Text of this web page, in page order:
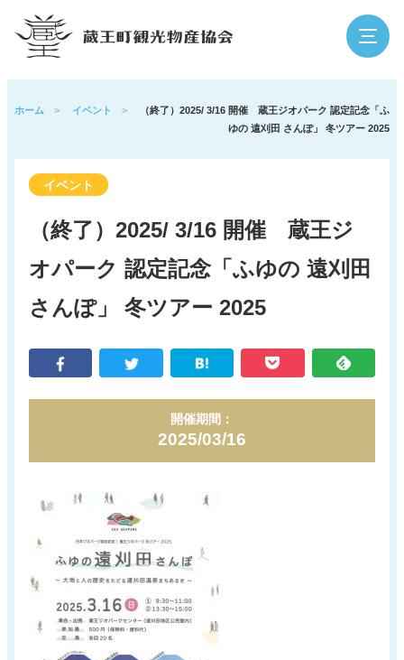
検索
蔵王の魅力
イベント 泊まる・温泉
グルメ・買う
アウトドア 寺社・歴史
電子パンフレット
ホーム > イベント >
（終了）2025/ 3/16 開催 蔵王ジオパーク 認定記念「ふ
ゆの 遠刈田 さんぽ」 冬ツアー 2025
イベント
（終了）2025/ 3/16 開催 蔵王ジ
オパーク 認定記念「ふゆの 遠刈田
さんぽ」 冬ツアー 2025
開催期間：
2025/03/16